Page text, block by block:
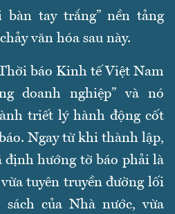
bàn tay trắng” nền tảng
văn hóa sau này.
báo Kinh tế Việt Nam
doanh nghiệp” và nó
triết lý hành động cốt
Ngay từ khi thành lập,
định hướng tờ báo phải là
tuyên truyền đường lối
của Nhà nước, vừa